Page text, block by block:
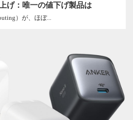
げ：唯一の値下げ製品は
）が、ほぼ...